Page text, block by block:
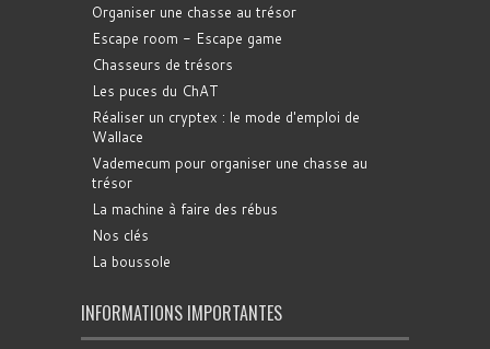
Organiser une chasse au trésor
Escape room - Escape game
Chasseurs de trésors
Les puces du ChAT
Réaliser un cryptex : le mode d'emploi de
Wallace
Vademecum pour organiser une chasse au
trésor
La machine à faire des rébus
Nos clés
La boussole
INFORMATIONS IMPORTANTES